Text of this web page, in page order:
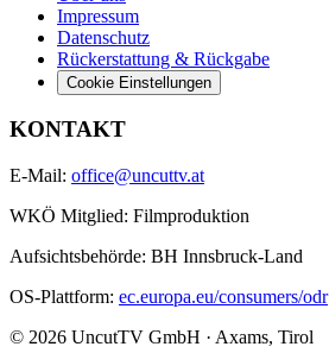
Impressum
Datenschutz
Rückerstattung & Rückgabe
Cookie Einstellungen
KONTAKT
E-Mail: office@uncuttv.at
WKÖ Mitglied: Filmproduktion
Aufsichtsbehörde: BH Innsbruck-Land
OS-Plattform: ec.europa.eu/consumers/odr
© 2026 UncutTV GmbH · Axams, Tirol